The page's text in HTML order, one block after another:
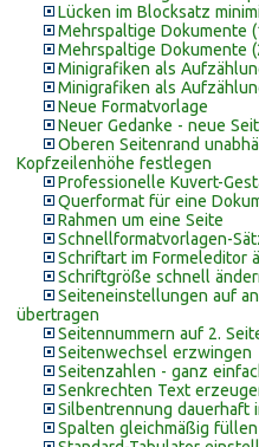
Lücken im Blocksatz
Mehrspaltige Dokumente
Mehrspaltige Dokumente
Minigrafiken als
Minigrafiken als
Neue Formatvorlage
Neuer Gedanke - neue
Oberen Seitenrand
Kopfzeilenhöhe festlegen
Professionelle Kuvert-
Querformat für eine
Rahmen um eine Seite
Schnellformatvorlagen-
Schriftart im Formeleditor
Schriftgröße schnell
Seiteneinstellungen auf
übertragen
Seitennummern auf 2.
Seitenwechsel erzwingen
Seitenzahlen - ganz
Senkrechten Text
Silbentrennung dauerhaft
Spalten gleichmäßig füllen